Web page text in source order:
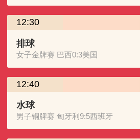
12:30
排球
女子金牌赛 巴西0:3美国
12:40
水球
男子铜牌赛 匈牙利9:5西班牙